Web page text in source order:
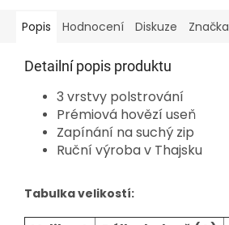
Popis Hodnocení Diskuze Značka
Detailní popis produktu
3 vrstvy polstrování
Prémiová hovězí useň
Zapínání na suchý zip
Ruční výroba v Thajsku
Tabulka velikostí: